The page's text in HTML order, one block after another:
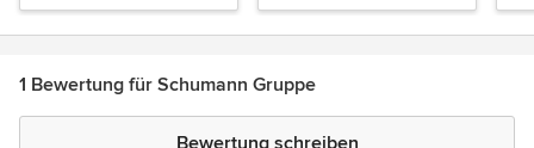
1 Bewertung für Schumann Gruppe
Bewertung schreiben